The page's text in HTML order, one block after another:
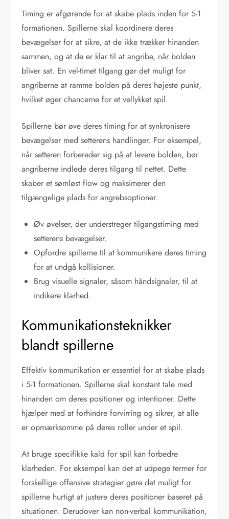
Timing er afgørende for at skabe plads inden for 5-1
formationen. Spillerne skal koordinere deres
bevægelser for at sikre, at de ikke trækker hinanden
sammen, og at de er klar til at angribe, når bolden
bliver sat. En vel-timet tilgang gør det muligt for
angriberne at ramme bolden på deres højeste punkt,
hvilket øger chancerne for et vellykket spil.
Spillerne bør øve deres timing for at synkronisere
bevægelser med setterens handlinger. For eksempel,
når setteren forbereder sig på at levere bolden, bør
angriberne indlede deres tilgang til nettet. Dette
skaber et sømløst flow og maksimerer den
tilgængelige plads for angrebsoptioner.
Øv øvelser, der understreger tilgangstiming med
setterens bevægelser.
Opfordre spillerne til at kommunikere deres timing
for at undgå kollisioner.
Brug visuelle signaler, såsom håndsignaler, til at
indikere klarhed.
Kommunikationsteknikker
blandt spillerne
Effektiv kommunikation er essentiel for at skabe plads
i 5-1 formationen. Spillerne skal konstant tale med
hinanden om deres positioner og intentioner. Dette
hjælper med at forhindre forvirring og sikrer, at alle
er opmærksomme på deres roller under et spil.
At bruge specifikke kald for spil kan forbedre
klarheden. For eksempel kan det at udpege termer for
forskellige offensive strategier gøre det muligt for
spillerne hurtigt at justere deres positioner baseret på
situationen. Derudover kan non-verbal kommunikation,